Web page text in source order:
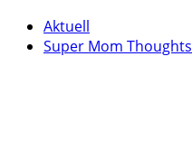
Aktuell
Super Mom Thoughts